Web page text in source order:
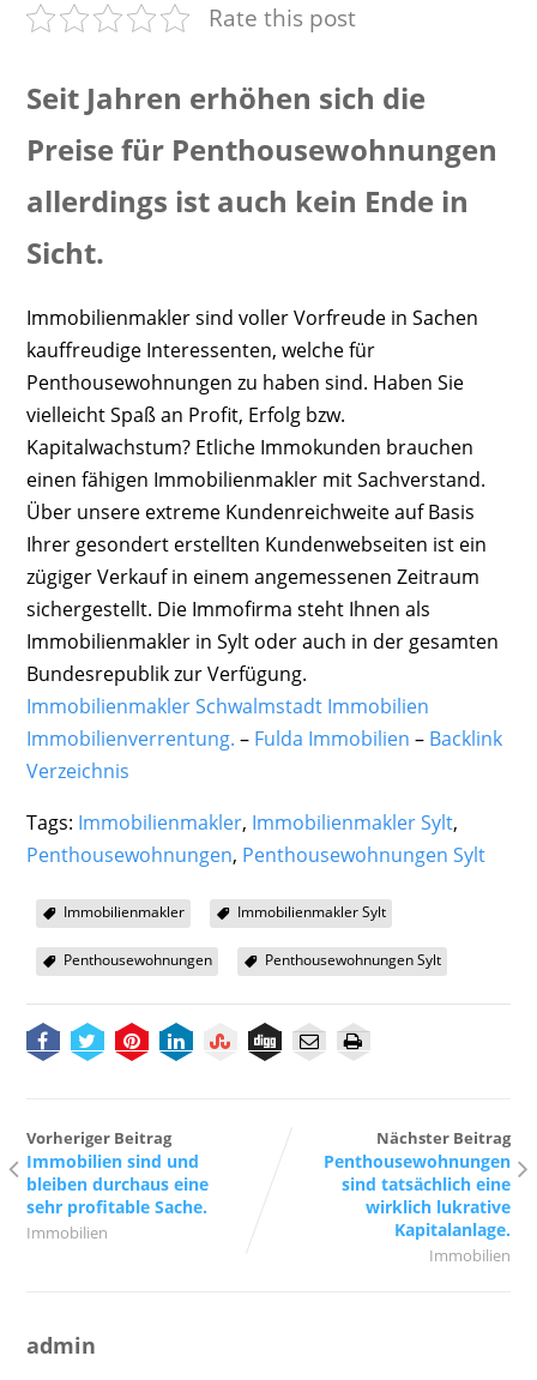
Rate this post
Seit Jahren erhöhen sich die
Preise für Penthousewohnungen
allerdings ist auch kein Ende in
Sicht.
Immobilienmakler sind voller Vorfreude in Sachen
kauffreudige Interessenten, welche für
Penthousewohnungen zu haben sind. Haben Sie
vielleicht Spaß an Profit, Erfolg bzw.
Kapitalwachstum? Etliche Immokunden brauchen
einen fähigen Immobilienmakler mit Sachverstand.
Über unsere extreme Kundenreichweite auf Basis
Ihrer gesondert erstellten Kundenwebseiten ist ein
zügiger Verkauf in einem angemessenen Zeitraum
sichergestellt. Die Immofirma steht Ihnen als
Immobilienmakler in Sylt oder auch in der gesamten
Bundesrepublik zur Verfügung.
Immobilienmakler Schwalmstadt Immobilien
Immobilienverrentung. – Fulda Immobilien – Backlink
Verzeichnis
Tags: Immobilienmakler, Immobilienmakler Sylt,
Penthousewohnungen, Penthousewohnungen Sylt
Immobilienmakler Immobilienmakler Sylt
Penthousewohnungen Penthousewohnungen Sylt
Vorheriger Beitrag
Immobilien sind und
bleiben durchaus eine
sehr profitable Sache.
Immobilien
Nächster Beitrag
Penthousewohnungen
sind tatsächlich eine
wirklich lukrative
Kapitalanlage.
Immobilien
admin